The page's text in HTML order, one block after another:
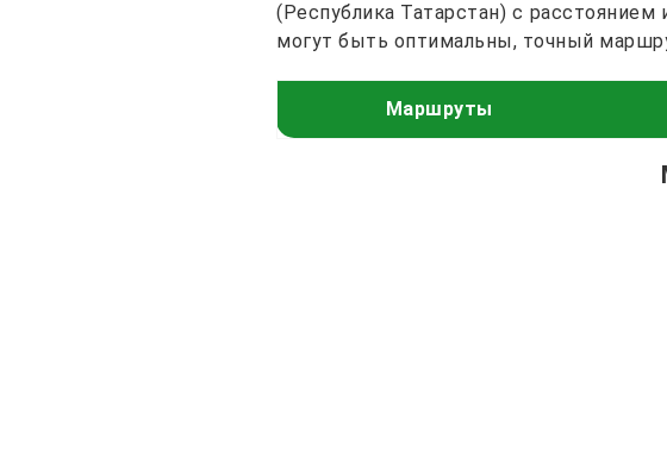
(Республика Татарстан) с
могут быть оптимальны, точный
Маршруты